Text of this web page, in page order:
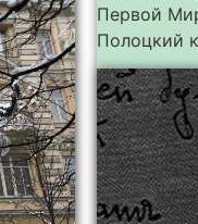
Первой
Полоцкий